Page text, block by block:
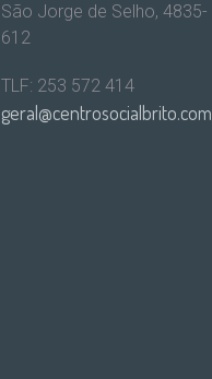
São Jorge de Selho, 4835-
612
TLF: 253 572 414
geral@centrosocialbrito.com